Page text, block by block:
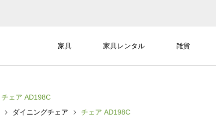
家具 家具レンタル 雑貨
チェア AD198C
ダイニングチェア チェア AD198C